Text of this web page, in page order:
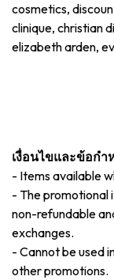
เงื่อนไขและข้อกำ
- Items available
- The promotional
non-refundable
exchanges.
- Cannot be used
other promotions.